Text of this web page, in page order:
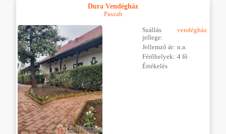
Dura Vendégház
Paszab
Szállás
jellege:
vendégház
Jellemző ár: n.a.
Férőhelyek: 4 fő
Értékelés